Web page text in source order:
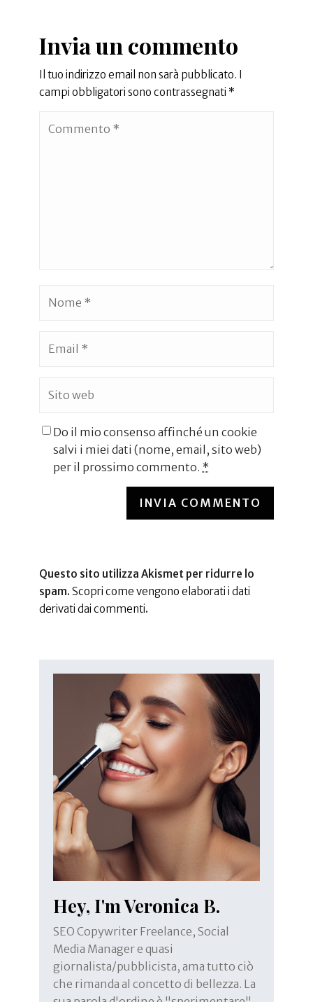
Invia un commento
Il tuo indirizzo email non sarà pubblicato. I
campi obbligatori sono contrassegnati *
Do il mio consenso affinché un cookie
salvi i miei dati (nome, email, sito web)
per il prossimo commento. *
INVIA COMMENTO
Questo sito utilizza Akismet per ridurre lo
spam. Scopri come vengono elaborati i dati
derivati dai commenti.
Hey, I'm Veronica B.
SEO Copywriter Freelance, Social
Media Manager e quasi
giornalista/pubblicista, ama tutto ciò
che rimanda al concetto di bellezza. La